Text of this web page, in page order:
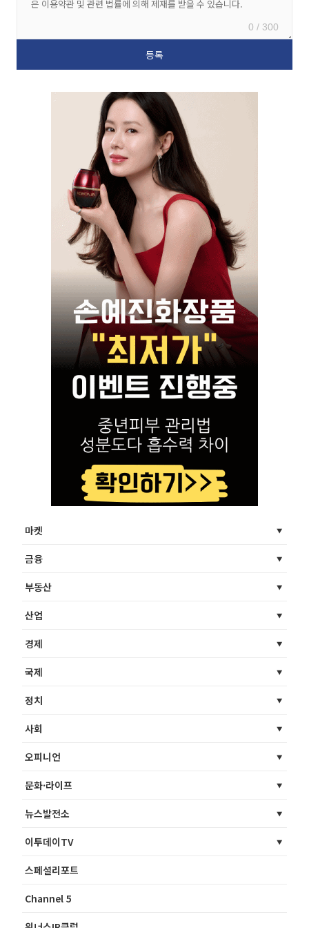
0 / 300
마켓
금융
부동산
산업
경제
국제
정치
사회
오피니언
문화·라이프
뉴스발전소
이투데이TV
스페셜리포트
Channel 5